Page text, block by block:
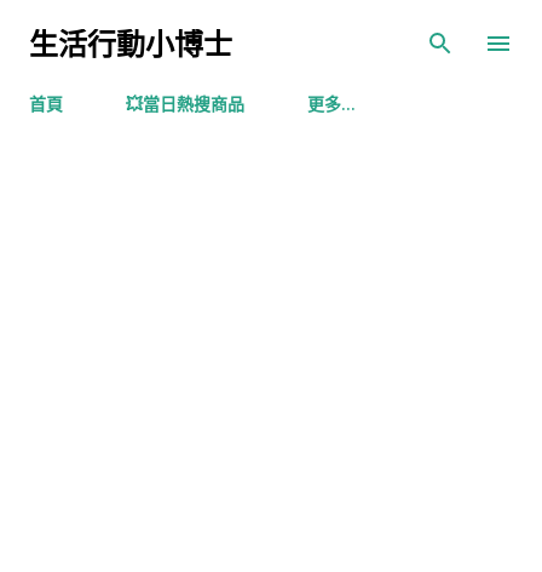
生活行動小博士
首頁 💥當日熱搜商品 更多…